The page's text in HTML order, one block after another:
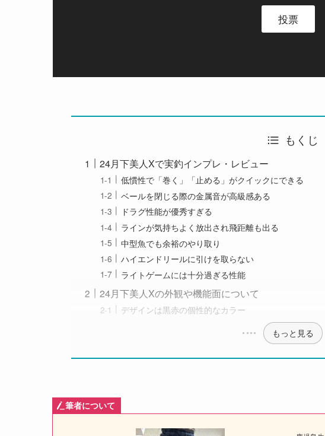
もくじ
24月下美人Xで実釣インプレ・レビュー
低慣性で「巻く」「止める」がクイックにできる
ベールを閉じる際の金属音が高級感ある
ドラグ性能が優秀すぎる
ラインが気持ちよく放出され飛距離も出る
中型魚でも余裕のやり取り
ハイエンドリールに引けを取らない
ライトゲームには十分過ぎる性能
24月下美人Xの外観や機能面について
デザインは黒赤の個性的なカラー
もっと見る
筆者について